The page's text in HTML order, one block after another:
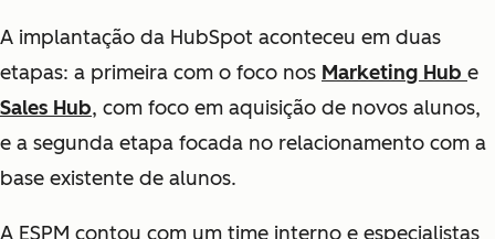
A implantação da HubSpot aconteceu em duas
etapas: a primeira com o foco nos Marketing Hub e
Sales Hub, com foco em aquisição de novos alunos,
e a segunda etapa focada no relacionamento com a
base existente de alunos.
A ESPM contou com um time interno e especialistas